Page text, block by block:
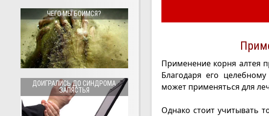
Применение корня алтея
Благодаря его
может применяться для
Однако стоит учитывать
ЧЕГО МЫ БОИМСЯ?
ДОИГРАЛИСЬ ДО СИНДРОМА
ЗАПЯСТЬЯ